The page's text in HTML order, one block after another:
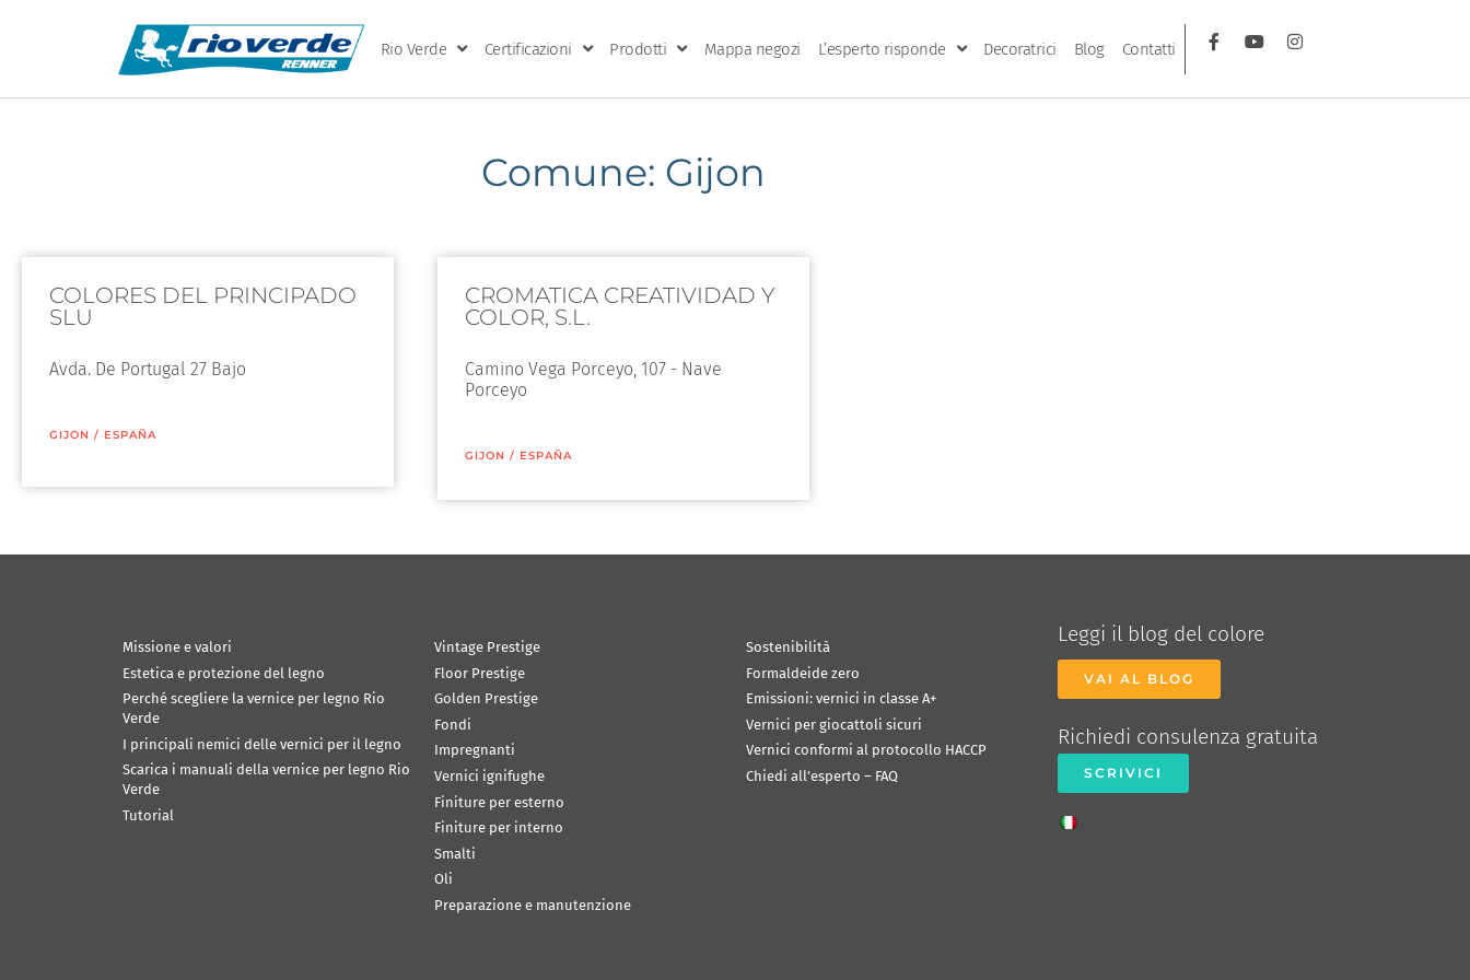
Rio Verde Certificazioni Prodotti Mappa negozi L’esperto risponde Decoratrici Blog Contatti
Comune: Gijon
COLORES DEL PRINCIPADO
SLU
Avda. De Portugal 27 Bajo
GIJON / ESPAÑA
CROMATICA CREATIVIDAD Y
COLOR, S.L.
Camino Vega Porceyo, 107 - Nave
Porceyo
GIJON / ESPAÑA
Missione e valori
Estetica e protezione del legno
Perché scegliere la vernice per legno Rio
Verde
I principali nemici delle vernici per il legno
Scarica i manuali della vernice per legno Rio
Verde
Tutorial
Vintage Prestige
Floor Prestige
Golden Prestige
Fondi
Impregnanti
Vernici ignifughe
Finiture per esterno
Finiture per interno
Smalti
Oli
Preparazione e manutenzione
Sostenibilità
Formaldeide zero
Emissioni: vernici in classe A+
Vernici per giocattoli sicuri
Vernici conformi al protocollo HACCP
Chiedi all’esperto – FAQ
Leggi il blog del colore
VAI AL BLOG
Richiedi consulenza gratuita
SCRIVICI